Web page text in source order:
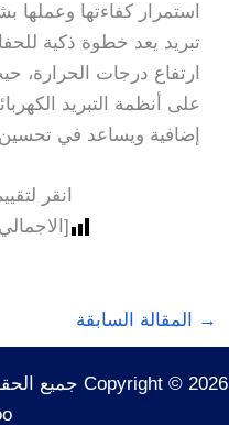
استمرار كفاءتها
تبريد يعد خطوة ذكية
ارتفاع درجات الحرارة،
على أنظمة التبريد
إضافية ويساعد في تحسين
انقر
→ المقالة السابقة
Copyright © 2026 جميع الحقوق محفوظة تصميم وتطوير شركة